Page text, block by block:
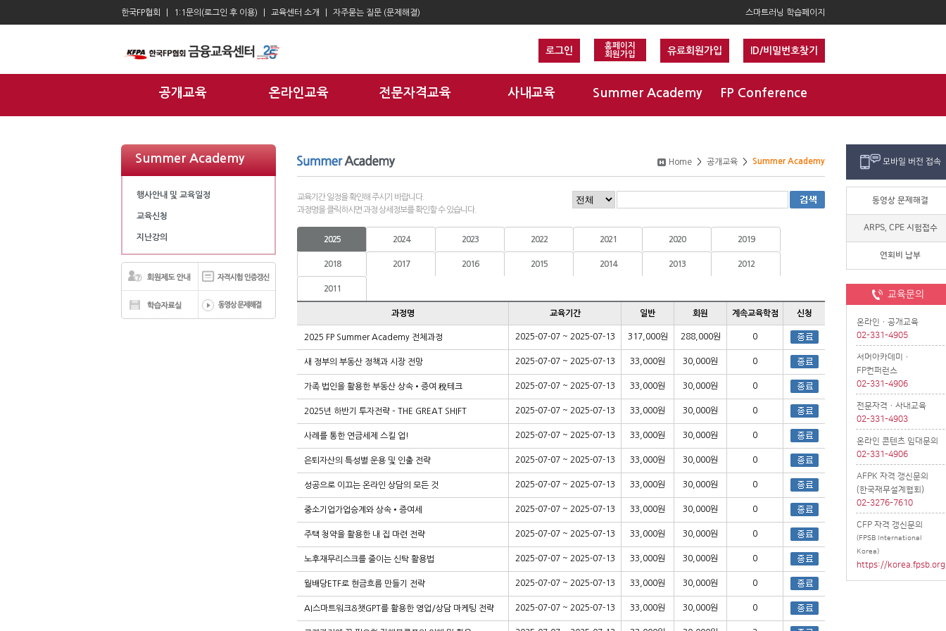
한국FP협회 1:1문의(로그인 후 이용) 교육센터 소개 자주묻는 질문 (문제해결) 스마트러닝 학습페이지
로그인
홈페이지
회원가입
유료회원가입 ID/비밀번호찾기
공개교육 온라인교육 전문자격교육 사내교육 Summer Academy FP Conference
모바일 버전 접속
동영상 문제해결
ARPS, CPE 시험접수
연회비 납부
교육문의
온라인ㆍ공개교육
02-331-4905
서머아카데미ㆍ
FP컨퍼런스
02-331-4906
전문자격ㆍ사내교육
02-331-4903
온라인 콘텐츠 임대문의
02-331-4906
AFPK 자격 갱신문의
(한국재무설계협회)
02-3276-7610
CFP 자격 갱신문의
(FPSB International
Korea)
https://korea.fpsb.org
Summer Academy
행사안내 및 교육일정
교육신청
지난강의
Home > 공개교육 > Summer Academy
교육기간 일정을 확인해 주시기 바랍니다.
과정명을 클릭하시면 과정 상세정보를 확인할 수 있습니다.
2025 2024 2023 2022 2021 2020 2019
2018 2017 2016 2015 2014 2013 2012
2011
과정명 교육기간 일반 회원 계속교육학점 신청
2025 FP Summer Academy 전체과정 2025-07-07 ~ 2025-07-13 317,000원 288,000원 0
새 정부의 부동산 정책과 시장 전망 2025-07-07 ~ 2025-07-13 33,000원 30,000원 0
가족 법인을 활용한 부동산 상속•증여 稅테크 2025-07-07 ~ 2025-07-13 33,000원 30,000원 0
2025년 하반기 투자전략 – THE GREAT SHIFT 2025-07-07 ~ 2025-07-13 33,000원 30,000원 0
사례를 통한 연금세제 스킬 업! 2025-07-07 ~ 2025-07-13 33,000원 30,000원 0
은퇴자산의 특성별 운용 및 인출 전략 2025-07-07 ~ 2025-07-13 33,000원 30,000원 0
성공으로 이끄는 온라인 상담의 모든 것 2025-07-07 ~ 2025-07-13 33,000원 30,000원 0
중소기업가업승계와 상속•증여세 2025-07-07 ~ 2025-07-13 33,000원 30,000원 0
주택 청약을 활용한 내 집 마련 전략 2025-07-07 ~ 2025-07-13 33,000원 30,000원 0
노후재무리스크를 줄이는 신탁 활용법 2025-07-07 ~ 2025-07-13 33,000원 30,000원 0
월배당ETF로 현금흐름 만들기 전략 2025-07-07 ~ 2025-07-13 33,000원 30,000원 0
AI스마트워크&챗GPT를 활용한 영업/상담 마케팅 전략 2025-07-07 ~ 2025-07-13 33,000원 30,000원 0